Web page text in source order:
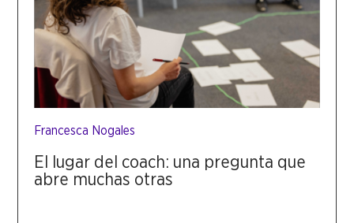
Francesca Nogales
El lugar del coach: una pregunta que
abre muchas otras